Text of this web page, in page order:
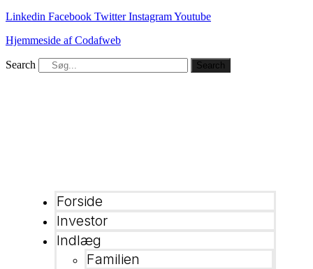
Linkedin Facebook Twitter InstagramYoutube
Hjemmeside af Codafweb
Search Search
Forside
Investor
Indlæg
Familien